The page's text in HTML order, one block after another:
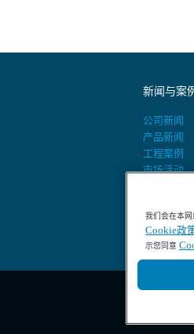
新闻与案
公司新闻
产品新闻
工程案例
市场活动
400-686-
我们会在本
Cookie政
示您同意